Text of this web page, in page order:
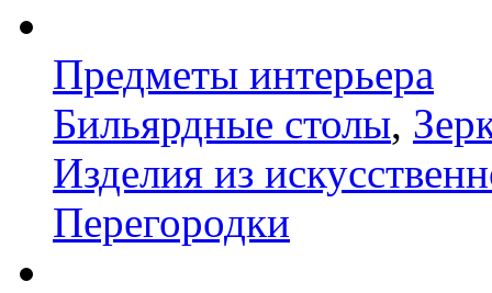
Предметы интерьера
Бильярдные столы,
Изделия из
Перегородки